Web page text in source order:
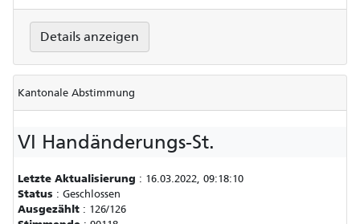
Details anzeigen
Kantonale Abstimmung
VI Handänderungs-St.
Letzte Aktualisierung : 16.03.2022, 09:18:10
Status : Geschlossen
Ausgezählt : 126/126